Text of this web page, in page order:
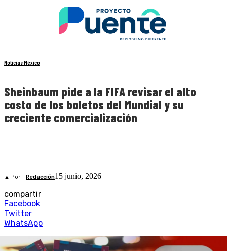
Noticias México
Sheinbaum pide a la FIFA revisar el alto
costo de los boletos del Mundial y su
creciente comercialización
▲ Por Redacción15 junio, 2026
compartir
Facebook
Twitter
WhatsApp